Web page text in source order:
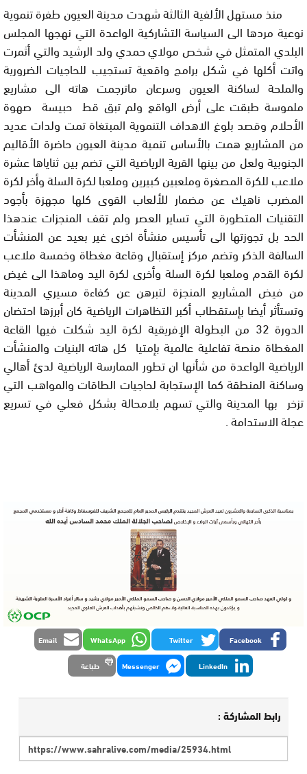
منذ مستهل الألفية الثالثة شهدت مدينة العيون طفرة تنموية
نوعية مردها الى السياسة التشاركية الواعدة التي نهجها المجلس
البلدي المتمثل في شخص مولاي حمدي ولد الرشيد والتي أثمرت
واتت أكلها في شكل برامج واقعية تستجيب للحاجيات الضرورية
والملحة لساكنة العيون وسرعان ماترجمت هاته الى مشاريع
ملموسة طبقت على أرض الواقع ولم تبق قط حبيسة صهوة
الأحلام وقصد بلوغ الاهداف التنموية المبتغاة تمت ولدات عديد
من المشاريع همت بالأساس تنمية مدينة العيون حاضرة الأقاليم
الجنوبية ولعل من بينها القرية الرياضية التي تضم بين ثناياها عشرة
ملاعب للكرة المصغرة وملعبين كبيرين وملعبا لكرة السلة وأخر لكرة
المضرب ناهيك عن مضمار للألعاب القوى كلها مجهزة بأجود
التقنيات المتطورة التي تساير العصر ولم تقف المنجزات عندهذا
الحد بل تجوزتها الى تأسيس منشأة اخرى غير بعيد عن المنشأت
السالفة الذكر وتضم مركز إستقبال وقاعة مغطاة وخمسة ملاعب
لكرة القدم وملعبا لكرة السلة وأخرى لكرة اليد وماهذا الى غيض
من فيض المشاريع المنجزة لتبرهن عن كفاءة مسيري المدينة
وتستأثر أيضا بإستقطاب أكبر التظاهرات الرياضية كان أبرزها احتضان
الدورة 32 من البطولة الإفريقية لكرة اليد شكلت فيها القاعة
المغطاة منصة تفاعلية عالمية بإمتيا كل هاته البنيات والمنشأت
الرياضية الواعدة من شأنها ان تطور الممارسة الرياضية لدئ أهالي
وساكنة المنطقة كما الإستجابة لحاجيات الطاقات والمواهب التي
تزخر بها المدينة والتي تسهم بلامحالة بشكل فعلي في تسريع
عجلة الاستدامة .
Facebook
Twitter
WhatsApp
Email
LinkedIn
Messenger طباعة
رابط المشاركة :